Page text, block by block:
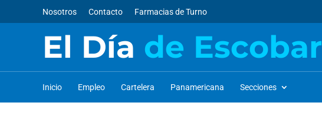
Nosotros Contacto Farmacias de Turno
El Día de Escobar
Inicio Empleo Cartelera Panamericana Secciones